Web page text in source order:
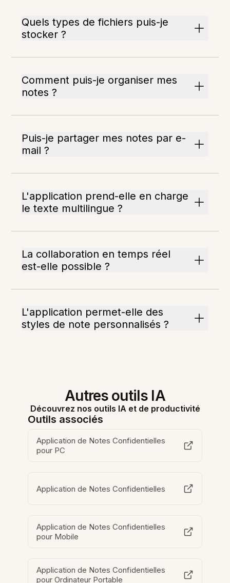
Quels types de fichiers puis-je
stocker ?
Comment puis-je organiser mes
notes ?
Puis-je partager mes notes par e-
mail ?
L'application prend-elle en charge
le texte multilingue ?
La collaboration en temps réel
est-elle possible ?
L'application permet-elle des
styles de note personnalisés ?
Autres outils IA
Découvrez nos outils IA et de productivité
Outils associés
Application de Notes Confidentielles
pour PC
Application de Notes Confidentielles
Application de Notes Confidentielles
pour Mobile
Application de Notes Confidentielles
pour Ordinateur Portable